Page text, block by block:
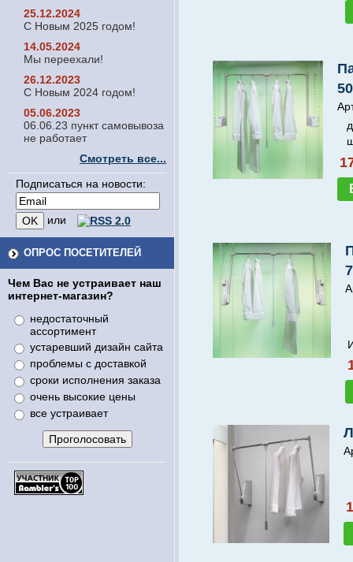
25.12.2024
С Новым 2025 годом!
14.05.2024
Мы переехали!
26.12.2023
С Новым 2024 годом!
05.06.2023
06.06.23 пункт самовывоза
не работает
Смотреть все...
Подписаться на новости:
или
ОПРОС ПОСЕТИТЕЛЕЙ
Чем Вас не устраивает наш
интернет-магазин?
недостаточный
ассортимент
устаревший дизайн сайта
проблемы с доставкой
сроки исполнения заказа
очень высокие цены
все устраивает